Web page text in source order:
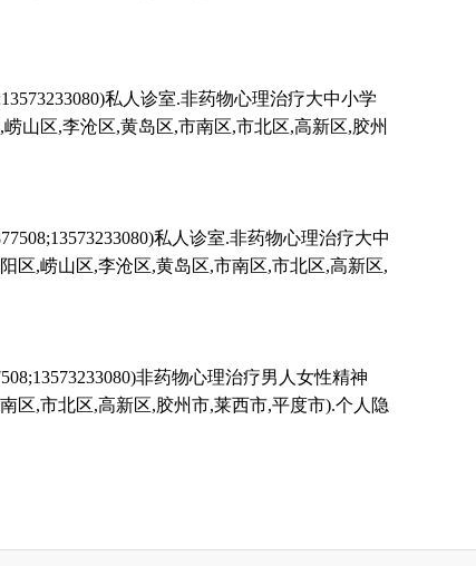
私人诊室.非药物心理治疗大中小学
山区,李沧区,黄岛区,市南区,市北区,高新区,胶州
私人诊室.非药物心理治疗大中
区,崂山区,李沧区,黄岛区,市南区,市北区,高新区,
非药物心理治疗男人女性精神
区,市北区,高新区,胶州市,莱西市,平度市).个人隐